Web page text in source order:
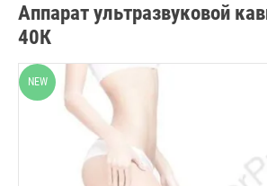
Аппарат ультразвуковой
40К
NEW